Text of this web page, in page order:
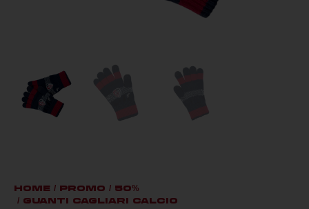
HOME / PROMO / 50%
/ GUANTI CAGLIARI CALCIO